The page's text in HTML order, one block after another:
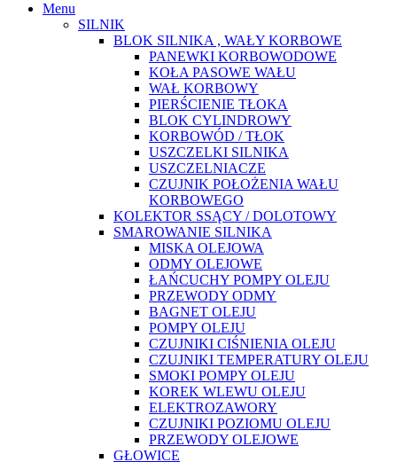
Menu
SILNIK
BLOK SILNIKA , WAŁY KORBOWE
PANEWKI KORBOWODOWE
KOŁA PASOWE WAŁU
WAŁ KORBOWY
PIERŚCIENIE TŁOKA
BLOK CYLINDROWY
KORBOWÓD / TŁOK
USZCZELKI SILNIKA
USZCZELNIACZE
CZUJNIK POŁOŻENIA WAŁU
KORBOWEGO
KOLEKTOR SSĄCY / DOLOTOWY
SMAROWANIE SILNIKA
MISKA OLEJOWA
ODMY OLEJOWE
ŁAŃCUCHY POMPY OLEJU
PRZEWODY ODMY
BAGNET OLEJU
POMPY OLEJU
CZUJNIKI CIŚNIENIA OLEJU
CZUJNIKI TEMPERATURY OLEJU
SMOKI POMPY OLEJU
KOREK WLEWU OLEJU
ELEKTROZAWORY
CZUJNIKI POZIOMU OLEJU
PRZEWODY OLEJOWE
GŁOWICE